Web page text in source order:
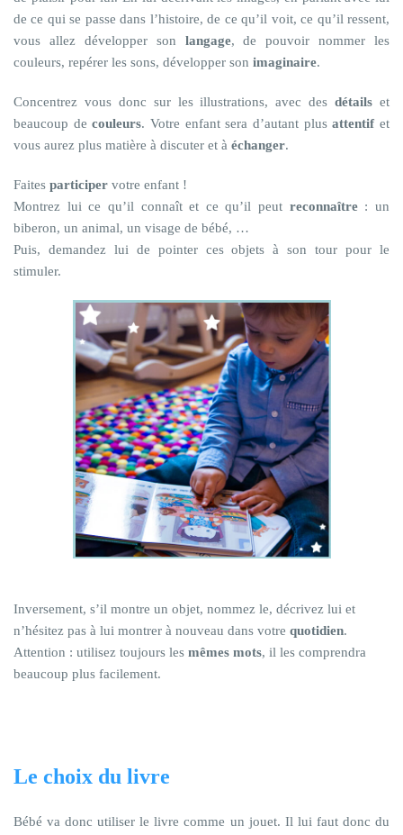
de ce qui se passe dans l’histoire, de ce qu’il voit, ce qu’il ressent,
vous allez développer son langage, de pouvoir nommer les
couleurs, repérer les sons, développer son imaginaire.
Concentrez vous donc sur les illustrations, avec desdétails et
beaucoup decouleurs. Votre enfant sera d’autant plusattentif et
vous aurez plus matière à discuter et à échanger.
Faites participer votre enfant !
Montrez lui ce qu’il connaît et ce qu’il peut reconnaître : un
biberon, un animal, un visage de bébé, …
Puis, demandez lui de pointer ces objets à son tour pour le
stimuler.
Inversement, s’il montre un objet, nommez le, décrivez lui et
n’hésitez pas à lui montrer à nouveau dans votre quotidien.
Attention : utilisez toujours les mêmes mots, il les comprendra
beaucoup plus facilement.
Le choix du livre
Bébé va donc utiliser le livre comme un jouet. Il lui faut donc du